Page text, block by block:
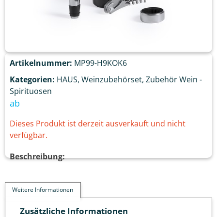
Artikelnummer: MP99-H9KOK6
Kategorien: HAUS, Weinzubehörset, Zubehör Wein -
Spirituosen
ab
Dieses Produkt ist derzeit ausverkauft und nicht
verfügbar.
Beschreibung:
Weitere Informationen
Zusätzliche Informationen